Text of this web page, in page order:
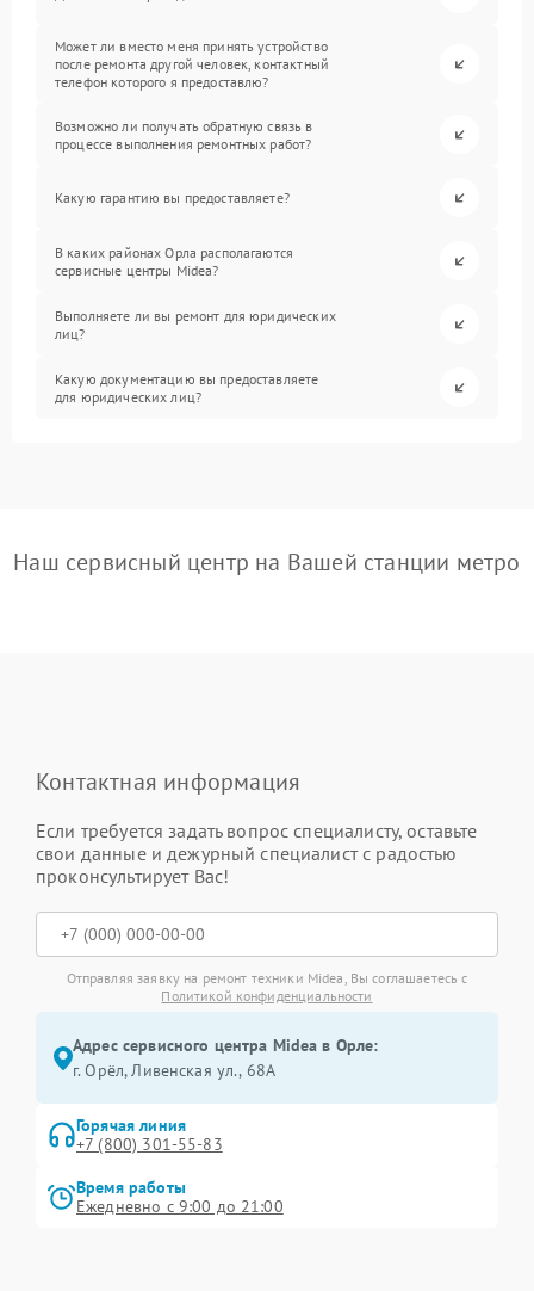
Может ли вместо меня принять устройство
после ремонта другой человек, контактный
телефон которого я предоставлю?
Возможно ли получать обратную связь в
процессе выполнения ремонтных работ?
Какую гарантию вы предоставляете?
В каких районах Орла располагаются
сервисные центры Midea?
Выполняете ли вы ремонт для юридических
лиц?
Какую документацию вы предоставляете
для юридических лиц?
Наш сервисный центр на Вашей станции метро
Контактная информация
Если требуется задать вопрос специалисту, оставьте
свои данные и дежурный специалист с радостью
проконсультирует Вас!
Отправляя заявку на ремонт техники Midea, Вы соглашаетесь с
Политикой конфиденциальности
Адрес сервисного центра Midea в Орле:
г. Орёл, Ливенская ул., 68А
Горячая линия
+7 (800) 301-55-83
Время работы
Ежедневно с 9:00 до 21:00